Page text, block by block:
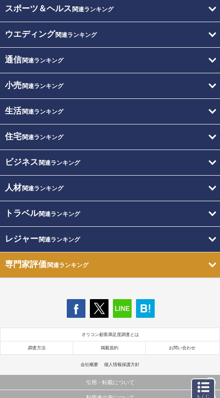
スポーツ＆ヘルス 関連ランキング
ウエディング関連ランキング
通信関連ランキング
小売関連ランキング
生活関連ランキング
住宅関連ランキング
ビジネス 関連ランキング
人材関連ランキング
トラベル関連ランキング
レジャー関連ランキング
専門家評価関連ランキング
オリコン顧客満足度調査とは
調査方法 掲載規約 お問い合わせ
会社概要 個人情報保護方針
引用・転載について
もくじ